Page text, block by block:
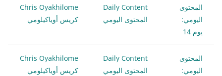
المحتوى
اليومي:
يوم 14
Daily Content
المحتوى اليومي
Chris Oyakhilome
كريس أوياكيلومي
المحتوى
اليومي:
Daily Content
المحتوى اليومي
Chris Oyakhilome
كريس أوياكيلومي